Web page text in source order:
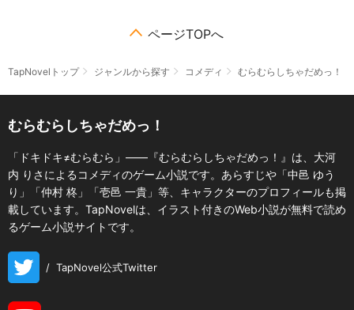
ページTOPへ
TapNovelトップ ジャンルから探す コメディ むらむらしちゃだめっ！
むらむらしちゃだめっ！
「ドキドキ≠むらむら」――『むらむらしちゃだめっ！』は、大河
内 りさによるコメディのゲーム小説です。あらすじや「中邑 ゆう
り」「仲村 柊」「壱邑 一貴」等、キャラクターのプロフィールも掲
載しています。TapNovelは、イラスト付きのWeb小説が無料で読め
るゲーム小説サイトです。
/ TapNovel公式Twitter